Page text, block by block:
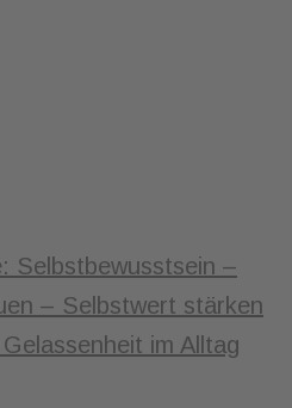
Selbstbewusstsein –
– Selbstwert stärken
im Alltag